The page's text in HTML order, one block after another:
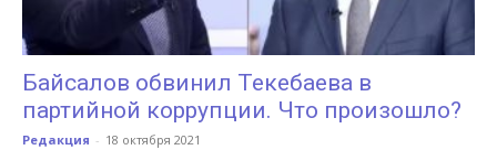
Байсалов обвинил Текебаева в
партийной коррупции. Что произошло?
Редакция - 18 октября 2021